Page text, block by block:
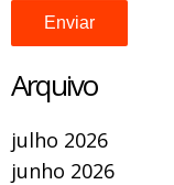
Arquivo
julho 2026
junho 2026